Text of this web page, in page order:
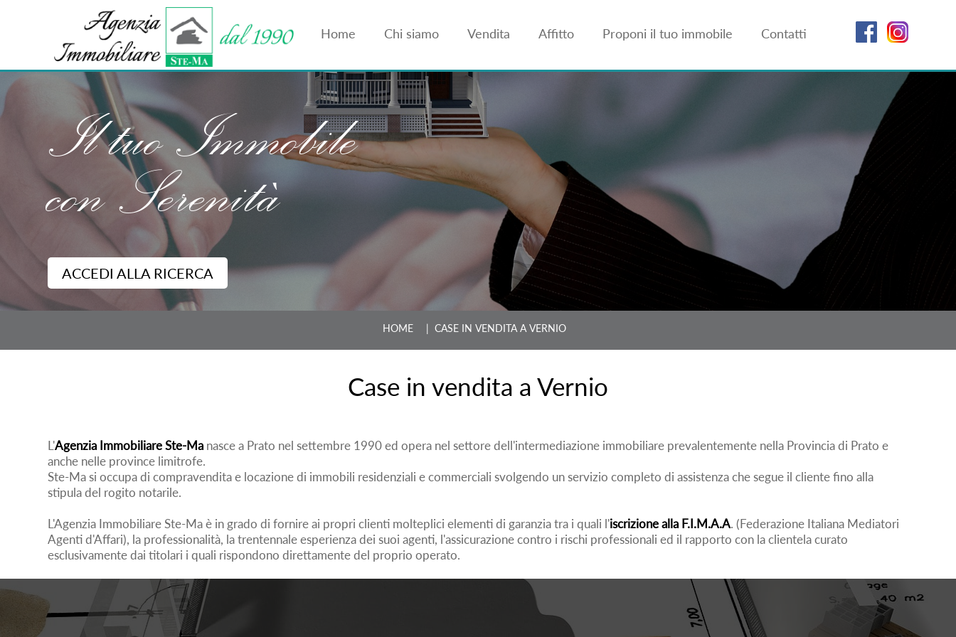
Home Chi siamo Vendita Affitto Proponi il tuo immobile Contatti
Il tuo Immobile
con Serenità
ACCEDI ALLA RICERCA
HOME | CASE IN VENDITA A VERNIO
Case in vendita a Vernio
L'Agenzia Immobiliare Ste-Ma nasce a Prato nel settembre 1990 ed opera nel settore dell'intermediazione immobiliare prevalentemente nella Provincia di Prato e
anche nelle province limitrofe.
Ste-Ma si occupa di compravendita e locazione di immobili residenziali e commerciali svolgendo un servizio completo di assistenza che segue il cliente fino alla
stipula del rogito notarile.
L'Agenzia Immobiliare Ste-Ma è in grado di fornire ai propri clienti molteplici elementi di garanzia tra i quali l'iscrizione alla F.I.M.A.A. (Federazione Italiana Mediatori
Agenti d'Affari), la professionalità, la trentennale esperienza dei suoi agenti, l'assicurazione contro i rischi professionali ed il rapporto con la clientela curato
esclusivamente dai titolari i quali rispondono direttamente del proprio operato.